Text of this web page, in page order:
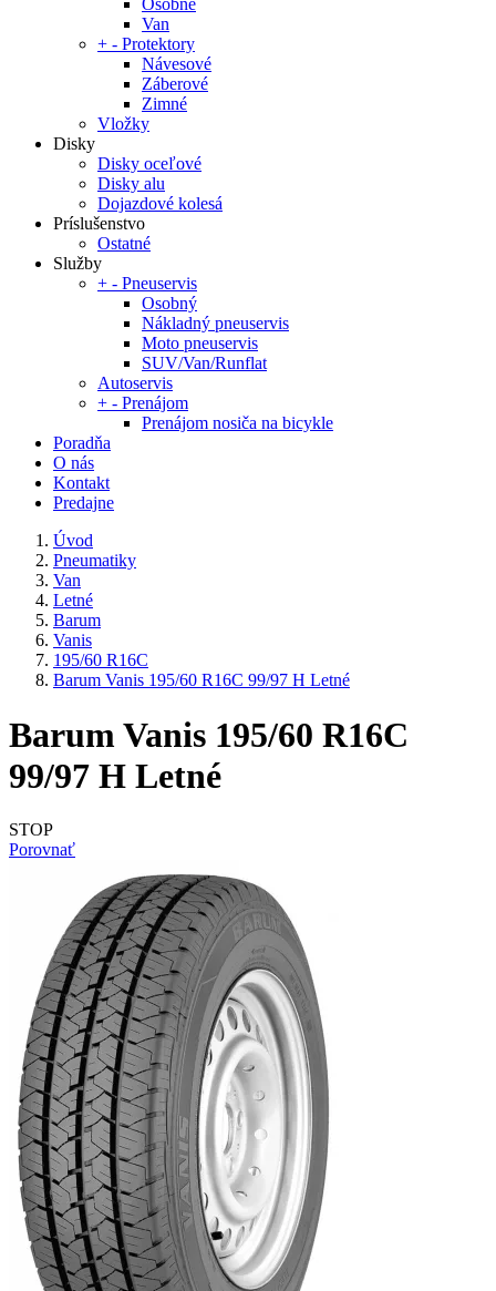
Osobné
Van
+ - Protektory
Návesové
Záberové
Zimné
Vložky
Disky
Disky oceľové
Disky alu
Dojazdové kolesá
Príslušenstvo
Ostatné
Služby
+ - Pneuservis
Osobný
Nákladný pneuservis
Moto pneuservis
SUV/Van/Runflat
Autoservis
+ - Prenájom
Prenájom nosiča na bicykle
Poradňa
O nás
Kontakt
Predajne
Úvod
Pneumatiky
Van
Letné
Barum
Vanis
195/60 R16C
Barum Vanis 195/60 R16C 99/97 H Letné
Barum Vanis 195/60 R16C
99/97 H Letné
STOP
Porovnať